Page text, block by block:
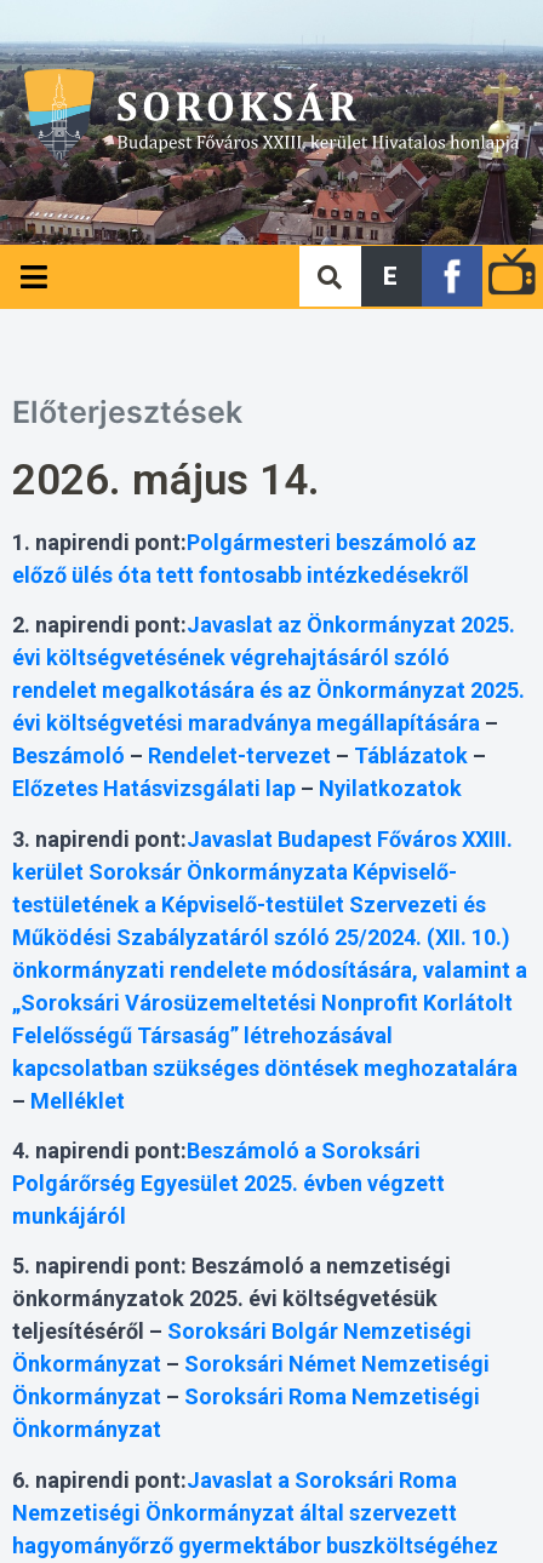
E
Előterjesztések
2026. május 14.
1. napirendi pont:Polgármesteri beszámoló az
előző ülés óta tett fontosabb intézkedésekről
2. napirendi pont:Javaslat az Önkormányzat 2025.
évi költségvetésének végrehajtásáról szóló
rendelet megalkotására és az Önkormányzat 2025.
évi költségvetési maradványa megállapítására –
Beszámoló – Rendelet-tervezet – Táblázatok –
Előzetes Hatásvizsgálati lap – Nyilatkozatok
3. napirendi pont:Javaslat Budapest Főváros XXIII.
kerület Soroksár Önkormányzata Képviselő-
testületének a Képviselő-testület Szervezeti és
Működési Szabályzatáról szóló 25/2024. (XII. 10.)
önkormányzati rendelete módosítására, valamint a
„Soroksári Városüzemeltetési Nonprofit Korlátolt
Felelősségű Társaság” létrehozásával
kapcsolatban szükséges döntések meghozatalára
– Melléklet
4. napirendi pont:Beszámoló a Soroksári
Polgárőrség Egyesület 2025. évben végzett
munkájáról
5. napirendi pont: Beszámoló a nemzetiségi
önkormányzatok 2025. évi költségvetésük
teljesítéséről – Soroksári Bolgár Nemzetiségi
Önkormányzat – Soroksári Német Nemzetiségi
Önkormányzat – Soroksári Roma Nemzetiségi
Önkormányzat
6. napirendi pont:Javaslat a Soroksári Roma
Nemzetiségi Önkormányzat által szervezett
hagyományőrző gyermektábor buszköltségéhez